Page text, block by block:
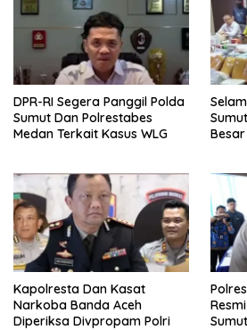
DPR-RI Segera Panggil Polda
Sumut Dan Polrestabes
Medan Terkait Kasus WLG
Besar
Kapolresta Dan Kasat
Narkoba Banda Aceh
Diperiksa Divpropam Polri